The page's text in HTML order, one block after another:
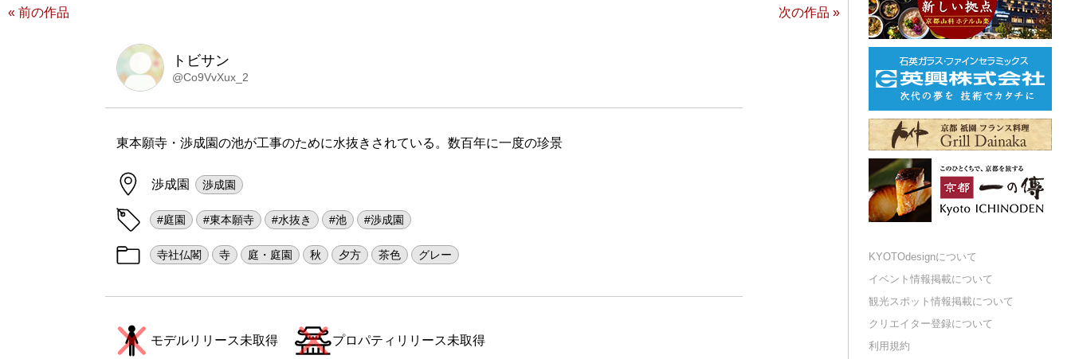
« 前の作品 次の作品 »
トビサン
@Co9VvXux_2
東本願寺・渉成園の池が工事のために水抜きされている。数百年に一度の珍景
渉成園 渉成園
#庭園 #東本願寺 #水抜き #池 #渉成園
寺社仏閣 寺 庭・庭園 秋 夕方 茶色 グレー
モデルリリース未取得 プロパティリリース未取得
KYOTOdesignについて
イベント情報掲載について
観光スポット情報掲載について
クリエイター登録について
利用規約